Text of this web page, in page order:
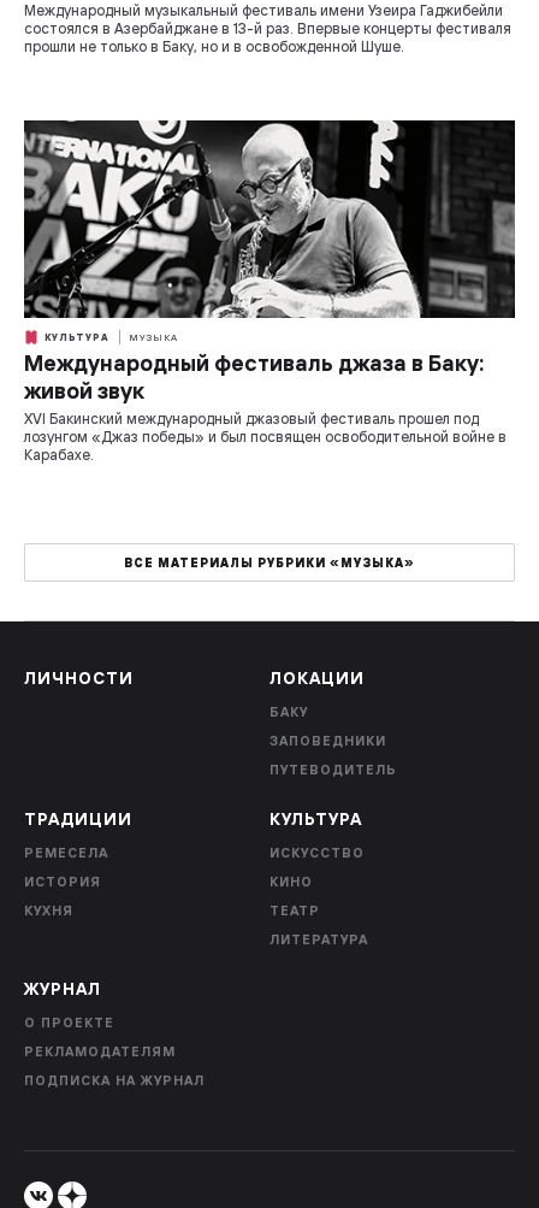
Международный музыкальный фестиваль имени Узеира Гаджибейли
состоялся в Азербайджане в 13-й раз. Впервые концерты фестиваля
прошли не только в Баку, но и в освобожденной Шуше.
КУЛЬТУРА МУЗЫКА
Международный фестиваль джаза в Баку:
живой звук
XVI Бакинский международный джазовый фестиваль прошел под
лозунгом «Джаз победы» и был посвящен освободительной войне в
Карабахе.
ВСЕ МАТЕРИАЛЫ РУБРИКИ «МУЗЫКА»
ЛИЧНОСТИ ЛОКАЦИИ
БАКУ
ЗАПОВЕДНИКИ
ПУТЕВОДИТЕЛЬ
ТРАДИЦИИ
РЕМЕСЕЛА
ИСТОРИЯ
КУХНЯ
КУЛЬТУРА
ИСКУССТВО
КИНО
ТЕАТР
ЛИТЕРАТУРА
ЖУРНАЛ
О ПРОЕКТЕ
РЕКЛАМОДАТЕЛЯМ
ПОДПИСКА НА ЖУРНАЛ